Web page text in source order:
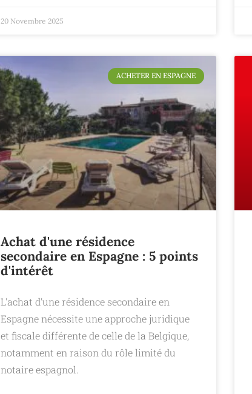
20 Novembre 2025
ACHETER EN ESPAGNE
Achat d'une résidence
secondaire en Espagne : 5 points
d'intérêt
L'achat d'une résidence secondaire en
Espagne nécessite une approche juridique
et fiscale différente de celle de la Belgique,
notamment en raison du rôle limité du
notaire espagnol.